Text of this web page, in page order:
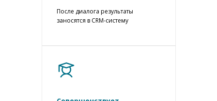
После диалога результаты
заносятся в CRM-систему